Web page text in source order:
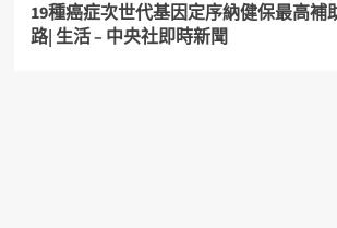
19種癌症次世代基因定序納健保最高補
路| 生活 – 中央社即時新聞